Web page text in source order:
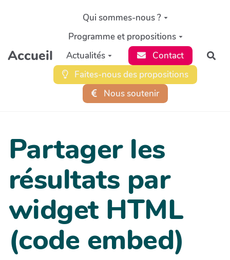
Aller au contenu principal
Accueil
Qui sommes-nous ?
Programme et propositions
Actualités
Contact
Faites-nous des propositions
Nous soutenir
Partager les
résultats par
widget HTML
(code embed)